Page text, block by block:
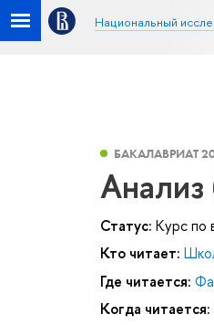
Национальный
БАКАЛАВРИАТ
Анализ
Статус: Курс по
Кто читает:
Где читается:
Когда читается: